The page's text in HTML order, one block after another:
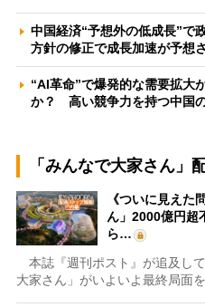
中国経済“予想外の低成長”
方針の修正で成長加速が予想
“AI革命”で爆発的な需要拡大
か？ 高い競争力を持つ中国
「みんなで大家さん」
《ついに見えた
ん」2000億円超
ら…
本誌『週刊ポスト』が追及し
大家さん」がいよいよ最終局面